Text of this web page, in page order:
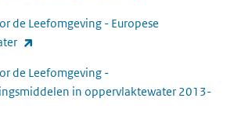
de Leefomgeving - Europese
de Leefomgeving -
in oppervlaktewater 2013-